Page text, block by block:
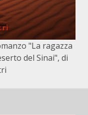
"La ragazza
del Sinai", di